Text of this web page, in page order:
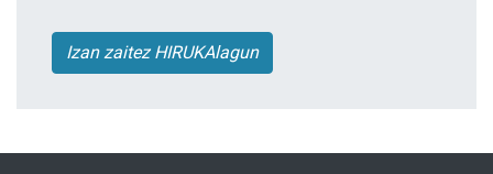
Izan zaitez HIRUKAlagun